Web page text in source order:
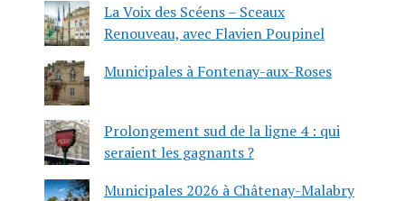
La Voix des Scéens – Sceaux
Renouveau, avec Flavien Poupinel
Municipales à Fontenay-aux-Roses
Prolongement sud de la ligne 4 : qui
seraient les gagnants ?
Municipales 2026 à Châtenay-Malabry